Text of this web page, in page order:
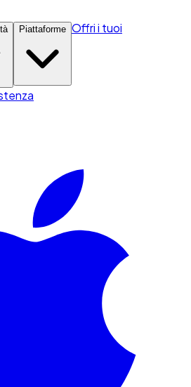
Piattaforme Offri i tuoi